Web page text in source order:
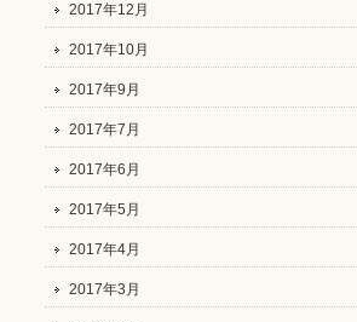
2017年12月
2017年10月
2017年9月
2017年7月
2017年6月
2017年5月
2017年4月
2017年3月